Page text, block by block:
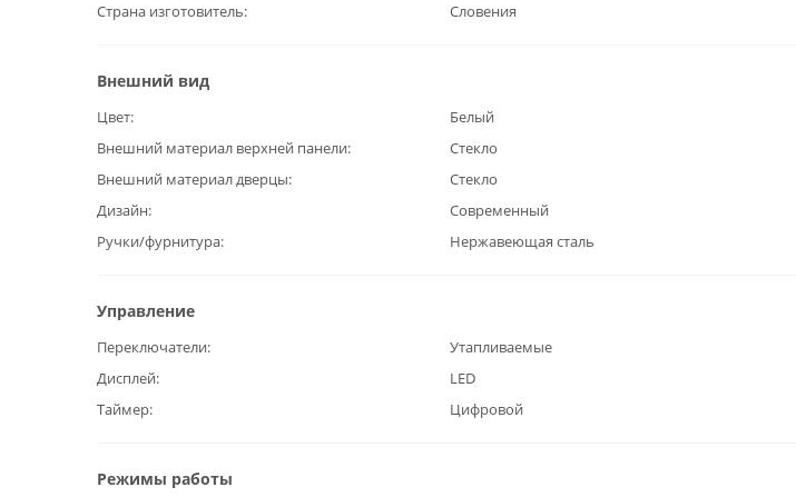
Страна изготовитель
Словения
Внешний вид
Цвет
Белый
Внешний материал верхней панели
Стекло
Внешний материал дверцы
Стекло
Дизайн
Современный
Ручки/фурнитура
Нержавеющая сталь
Управление
Переключатели
Утапливаемые
Дисплей
LED
Таймер
Цифровой
Режимы работы